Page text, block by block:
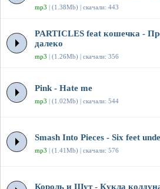
mp3 | (1.38Mb) | скачали: 443
PARTICLES feat кошечка -
далеко
mp3 | (1.26Mb) | скачали: 356
Pink - Hate me
mp3 | (1.02Mb) | скачали: 544
Smash Into Pieces - Six feet
mp3 | (1.41Mb) | скачали: 576
Король и Шут - Кукла